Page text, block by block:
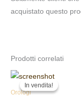
acquistato questo
Prodotti correlati
In vendita!
In vendita!
Orologi
Il
prezzo
originale